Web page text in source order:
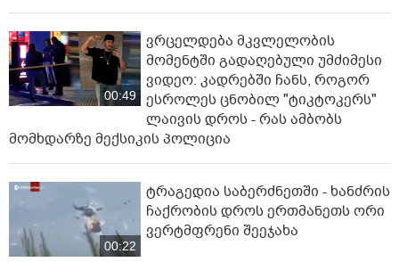
00:49
ვრცელდება მკვლელობის
მომენტში გადაღებული უმძიმესი
ვიდეო: კადრებში ჩანს, როგორ
ესროლეს ცნობილ "ტიკტოკერს"
ლაივის დროს - რას ამბობს
მომხდარზე მექსიკის პოლიცია
00:22
ტრაგედია საბერძნეთში - ხანძრის
ჩაქრობის დროს ერთმანეთს ორი
ვერტმფრენი შეეჯახა